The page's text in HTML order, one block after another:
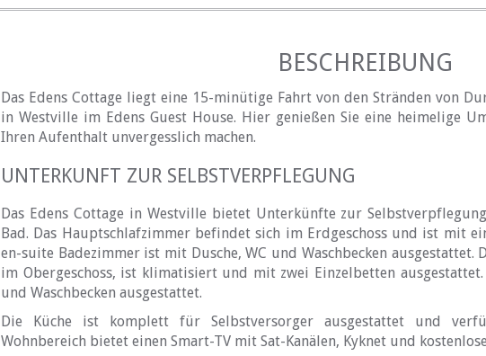
BESCHREIBUNG
Das Edens Cottage liegt eine 15-minütige Fahrt von den Stränden von
in Westville im Edens Guest House. Hier genießen Sie eine heimelige
Ihren Aufenthalt unvergesslich machen.
UNTERKUNFT ZUR SELBSTVERPFLEGUNG
Das Edens Cottage in Westville bietet Unterkünfte zur
Bad. Das Hauptschlafzimmer befindet sich im Erdgeschoss und ist mit
en-suite Badezimmer ist mit Dusche, WC und Waschbecken ausgestattet.
im Obergeschoss, ist klimatisiert und mit zwei Einzelbetten
und Waschbecken ausgestattet.
Die Küche ist komplett für Selbstversorger ausgestattet und
Wohnbereich bietet einen Smart-TV mit Sat-Kanälen, Kyknet und